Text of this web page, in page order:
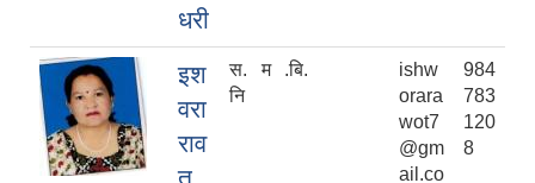
धरी
इश
वरा
राव
स. म .बि.
नि
ishw
orara
wot7
@gm
ail.co
984
783
120
8